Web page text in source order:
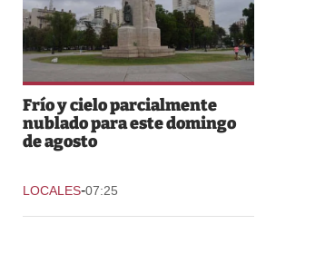
Frío y cielo parcialmente
nublado para este domingo
de agosto
LOCALES-07:25